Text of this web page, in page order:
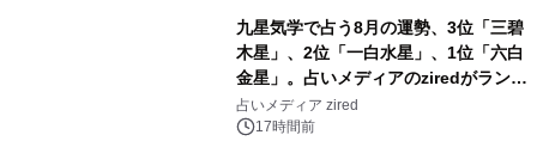
九星気学で占う8月の運勢、3位「三碧
木星」、2位「一白水星」、1位「六白
金星」。占いメディアのziredがランキ
ングを発表
占いメディア zired
17時間前